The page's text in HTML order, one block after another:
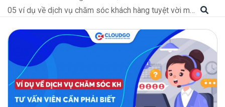
05 ví dụ về dịch vụ chăm sóc khách hàng tuyệt vời mà mỗi tư vấn viên phải biết